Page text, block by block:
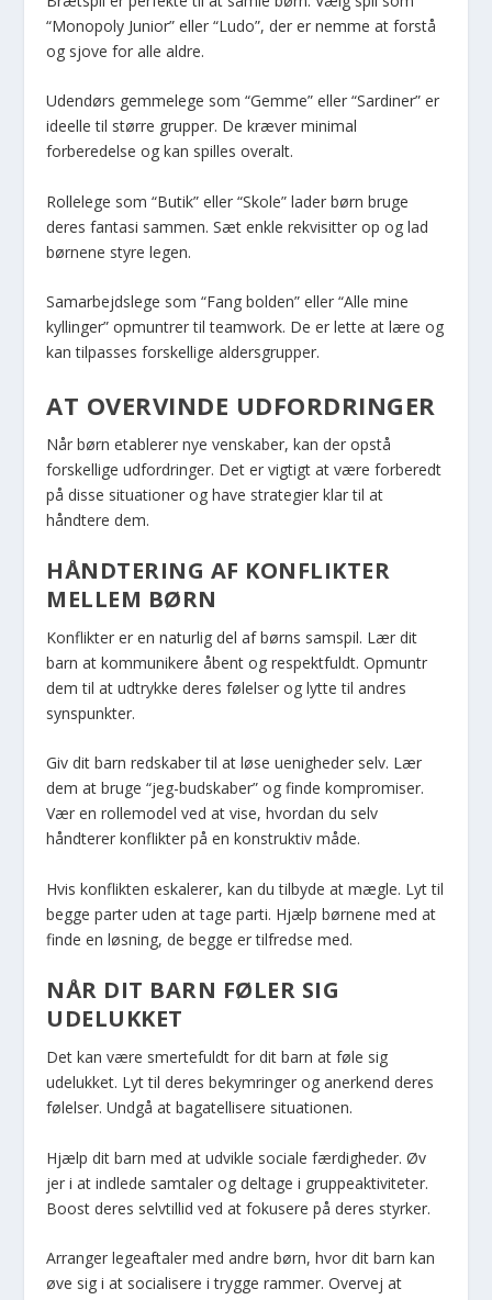
“Monopoly Junior” eller “Ludo”, der er nemme at forstå
og sjove for alle aldre.
Udendørs gemmelege som “Gemme” eller “Sardiner” er
ideelle til større grupper. De kræver minimal
forberedelse og kan spilles overalt.
Rollelege som “Butik” eller “Skole” lader børn bruge
deres fantasi sammen. Sæt enkle rekvisitter op og lad
børnene styre legen.
Samarbejdslege som “Fang bolden” eller “Alle mine
kyllinger” opmuntrer til teamwork. De er lette at lære og
kan tilpasses forskellige aldersgrupper.
AT OVERVINDE UDFORDRINGER
Når børn etablerer nye venskaber, kan der opstå
forskellige udfordringer. Det er vigtigt at være forberedt
på disse situationer og have strategier klar til at
håndtere dem.
HÅNDTERING AF KONFLIKTER
MELLEM BØRN
Konflikter er en naturlig del af børns samspil. Lær dit
barn at kommunikere åbent og respektfuldt. Opmuntr
dem til at udtrykke deres følelser og lytte til andres
synspunkter.
Giv dit barn redskaber til at løse uenigheder selv. Lær
dem at bruge “jeg-budskaber” og finde kompromiser.
Vær en rollemodel ved at vise, hvordan du selv
håndterer konflikter på en konstruktiv måde.
Hvis konflikten eskalerer, kan du tilbyde at mægle. Lyt til
begge parter uden at tage parti. Hjælp børnene med at
finde en løsning, de begge er tilfredse med.
NÅR DIT BARN FØLER SIG
UDELUKKET
Det kan være smertefuldt for dit barn at føle sig
udelukket. Lyt til deres bekymringer og anerkend deres
følelser. Undgå at bagatellisere situationen.
Hjælp dit barn med at udvikle sociale færdigheder. Øv
jer i at indlede samtaler og deltage i gruppeaktiviteter.
Boost deres selvtillid ved at fokusere på deres styrker.
Arranger legeaftaler med andre børn, hvor dit barn kan
øve sig i at socialisere i trygge rammer. Overvej at